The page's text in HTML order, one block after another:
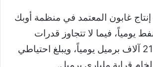
غابون المعتمد في منظمة أوبك
نفط يومياً، فيما لا تتجاوز قدرات
إنتاجها اليومي 210 آلاف برميل يومياً، ويبلغ احتياطي